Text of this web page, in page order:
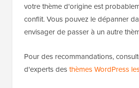
votre thème d'origine est
conflit. Vous pouvez le dépanner
envisager de passer à un autre
Pour des recommandations,
d'experts desthèmes WordPress